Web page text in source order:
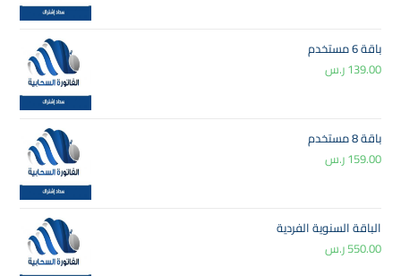
باقة 6 مستخدم
139.00ر.س
باقة 8 مستخدم
159.00ر.س
الباقة السنوية الفردية
550.00ر.س